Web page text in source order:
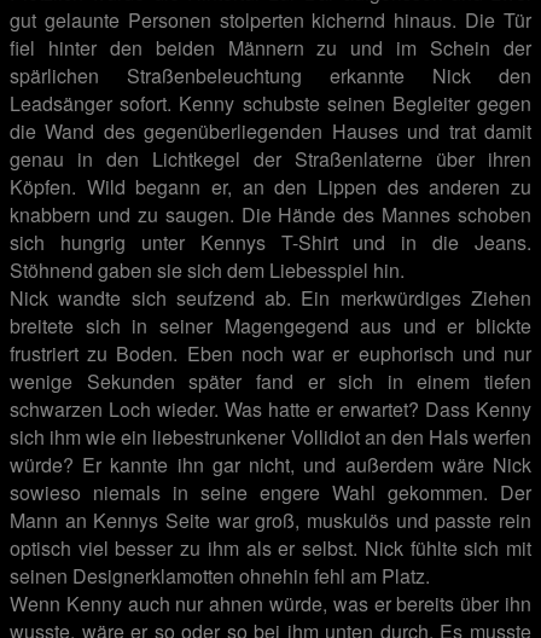
gut gelaunte Personen stolperten kichernd hinaus. Die Tür
fiel hinter den beiden Männern zu und im Schein der
spärlichen Straßenbeleuchtung erkannte Nick den
Leadsänger sofort. Kenny schubste seinen Begleiter gegen
die Wand des gegenüberliegenden Hauses und trat damit
genau in den Lichtkegel der Straßenlaterne über ihren
Köpfen. Wild begann er, an den Lippen des anderen zu
knabbern und zu saugen. Die Hände des Mannes schoben
sich hungrig unter Kennys T-Shirt und in die Jeans.
Stöhnend gaben sie sich dem Liebesspiel hin.
Nick wandte sich seufzend ab. Ein merkwürdiges Ziehen
breitete sich in seiner Magengegend aus und er blickte
frustriert zu Boden. Eben noch war er euphorisch und nur
wenige Sekunden später fand er sich in einem tiefen
schwarzen Loch wieder. Was hatte er erwartet? Dass Kenny
sich ihm wie ein liebestrunkener Vollidiot an den Hals werfen
würde? Er kannte ihn gar nicht, und außerdem wäre Nick
sowieso niemals in seine engere Wahl gekommen. Der
Mann an Kennys Seite war groß, muskulös und passte rein
optisch viel besser zu ihm als er selbst. Nick fühlte sich mit
seinen Designerklamotten ohnehin fehl am Platz.
Wenn Kenny auch nur ahnen würde, was er bereits über ihn
wusste, wäre er so oder so bei ihm unten durch. Es musste